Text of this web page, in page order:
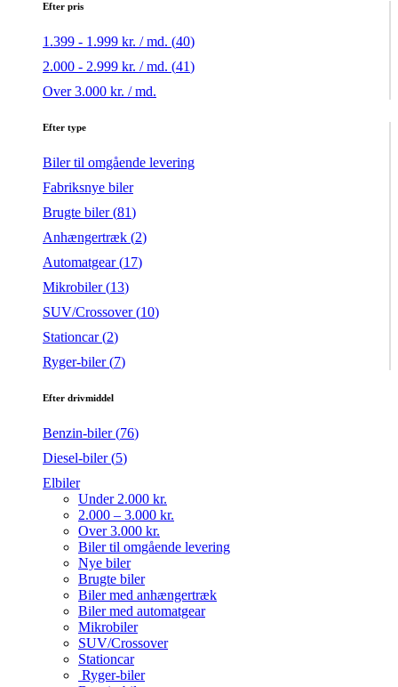
Efter pris
1.399 - 1.999 kr. / md. (40)
2.000 - 2.999 kr. / md. (41)
Over 3.000 kr. / md.
Efter type
Biler til omgående levering
Fabriksnye biler
Brugte biler (81)
Anhængertræk (2)
Automatgear (17)
Mikrobiler (13)
SUV/Crossover (10)
Stationcar (2)
Ryger-biler (7)
Efter drivmiddel
Benzin-biler (76)
Diesel-biler (5)
Elbiler
Under 2.000 kr.
2.000 – 3.000 kr.
Over 3.000 kr.
Biler til omgående levering
Nye biler
Brugte biler
Biler med anhængertræk
Biler med automatgear
Mikrobiler
SUV/Crossover
Stationcar
Ryger-biler